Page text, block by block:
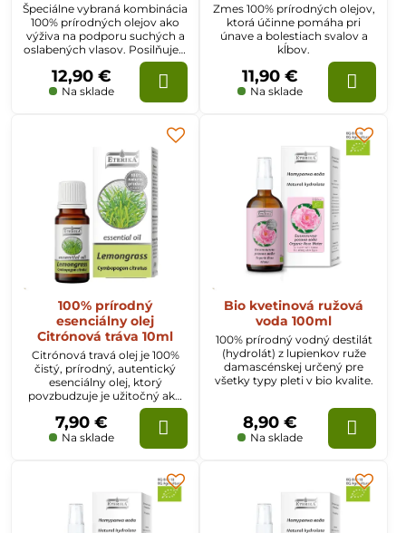
Špeciálne vybraná kombinácia
100% prírodných olejov ako
výživa na podporu suchých a
oslabených vlasov. Posilňuje a
obnovuje silu vlasov, chráni
ich pred vysušením a
lámaním. Olej vlasy
revitalizuje a dodáva im
Na sklade
12,90 €
Zmes 100% prírodných olejov,
ktorá účinne pomáha pri
únave a bolestiach svalov a
kĺbov.
Na sklade
11,90 €
100% prírodný
esenciálny olej
Citrónová tráva 10ml
Citrónová travá olej je 100%
čistý, prírodný, autentický
esenciálny olej, ktorý
povzbudzuje je užitočný ako
starostlivosť o mastnú pleť a
vlasy, zabraňuje nadmernému
masteniu. Odpudzuje hmyz.
Na sklade
7,90 €
Bio kvetinová ružová
voda 100ml
100% prírodný vodný destilát
(hydrolát) z lupienkov ruže
damascénskej určený pre
všetky typy pleti v bio kvalite.
Na sklade
8,90 €